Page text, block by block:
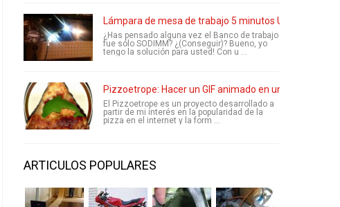
Lámpara de mesa de trabajo 5 minutos USB
¿Has pensado alguna vez el Banco de trabajo
fue sólo SODIMM? ¿(Conseguir)? Bueno, yo
tengo la solución para usted! Con u ...
Pizzoetrope: Hacer un GIF animado en una Pizza
El Pizzoetrope es un proyecto desarrollado a
partir de mi interés en la popularidad de la
pizza en el internet y la form ...
ARTICULOS POPULARES